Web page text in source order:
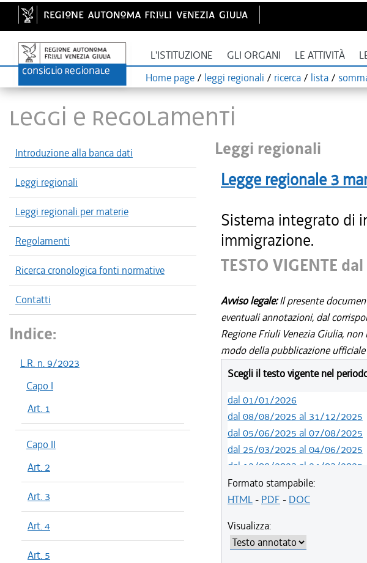
L'ISTITUZIONE GLI ORGANI LE ATTIVITÀ
Home page / leggi regionali / ricerca / lista /
LEGGI E REGOLAMENTI
Introduzione alla banca dati
Leggi regionali
Leggi regionali per materie
Regolamenti
Ricerca cronologica fonti normative
Contatti
Indice:
L.R. n. 9/2023
Capo I
Art. 1
Capo II
Art. 2
Art. 3
Art. 4
Art. 5
Leggi regionali
Legge regionale 3
Sistema integrato di
immigrazione.
TESTO VIGENTE
Avviso legale:Il presente
eventuali annotazioni, dal
Regione Friuli Venezia Giulia,
modo della pubblicazione
Scegli il testo vigente nel
dal 01/01/2026
dal 08/08/2025 al 31/12/2025
dal 05/06/2025 al 07/08/2025
dal 25/03/2025 al 04/06/2025
dal 12/08/2023 al 24/03/2025
dal 07/03/2023 al 11/08/2023
Formato stampabile:
HTML- PDF - DOC
Visualizza: